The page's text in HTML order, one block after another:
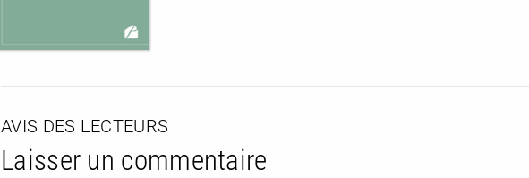
AVIS DES LECTEURS
Laisser un commentaire